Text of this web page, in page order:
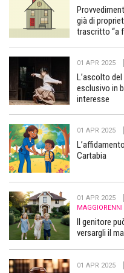
già di
trascritto “a
01 APR 2025
L’ascolto
esclusivo in
interesse
01 APR 2025
Cartabia
01 APR 2025
MAGGIORENNI
Il genitore
versargli il
01 APR 2025